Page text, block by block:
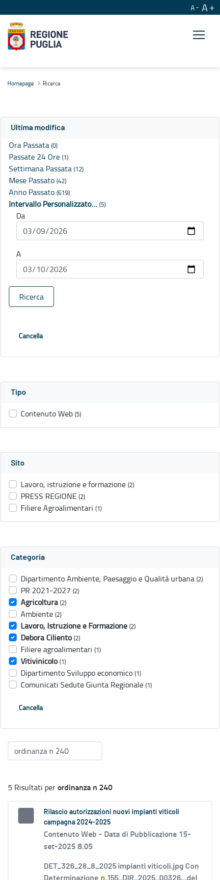
A A
Homepage Ricerca
Ultima modifica
Ora Passata (0)
Passate 24 Ore (1)
Settimana Passata (12)
Mese Passato (42)
Anno Passato (619)
Intervallo Personalizzato… (5)
Da
A
Ricerca
Cancella
Tipo
Contenuto Web (5)
Sito
Lavoro, istruzione e formazione (2)
PRESS REGIONE (2)
Filiere Agroalimentari (1)
Categoria
Dipartimento Ambiente, Paesaggio e Qualità urbana (2)
PR 2021-2027 (2)
Agricoltura (2)
Ambiente (2)
Lavoro, Istruzione e Formazione (2)
Debora Ciliento (2)
Filiere agroalimentari (1)
Vitivinicolo (1)
Dipartimento Sviluppo economico (1)
Comunicati Sedute Giunta Regionale (1)
Cancella
5 Risultati perordinanza n 240
Rilascio autorizzazioni nuovi impianti viticoli
campagna 2024-2025
Contenuto Web - Data di Pubblicazione 15-
set-2025 8.05
DET_326_28_8_2025 impianti viticoli.jpg Con
Determinazione n.155_DIR_2025_00326...del